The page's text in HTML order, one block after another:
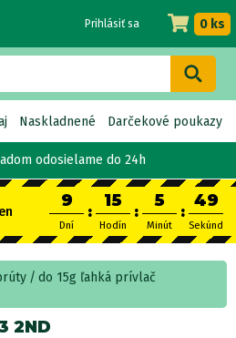
odosielame do 24h
Prihlásiť sa 0 ks
Naskladnené Darčekové poukazy
9
Dní
:
15
Hodín
:
5
Minút
:
48
Sekúnd
do 15g ľahká prívlač
2ND